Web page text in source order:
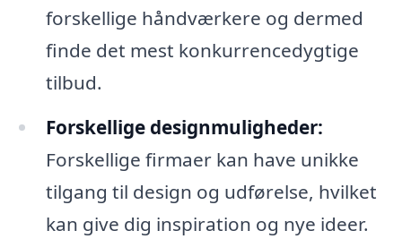
forskellige håndværkere og dermed
finde det mest konkurrencedygtige
tilbud.
Forskellige designmuligheder:
Forskellige firmaer kan have unikke
tilgang til design og udførelse, hvilket
kan give dig inspiration og nye ideer.